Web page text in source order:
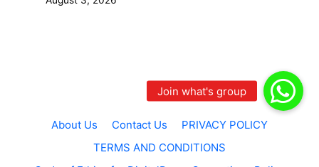
About Us Contact Us
PRIVACY POLICY
TERMS AND CONDITIONS